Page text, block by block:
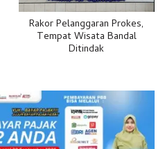
Rakor Pelanggaran Prokes,
Tempat Wisata Bandal
Ditindak